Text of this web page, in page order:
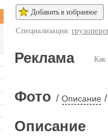
Добавить в избранное
Специализация:
Как
Реклама
Фото / Описание /
Описание